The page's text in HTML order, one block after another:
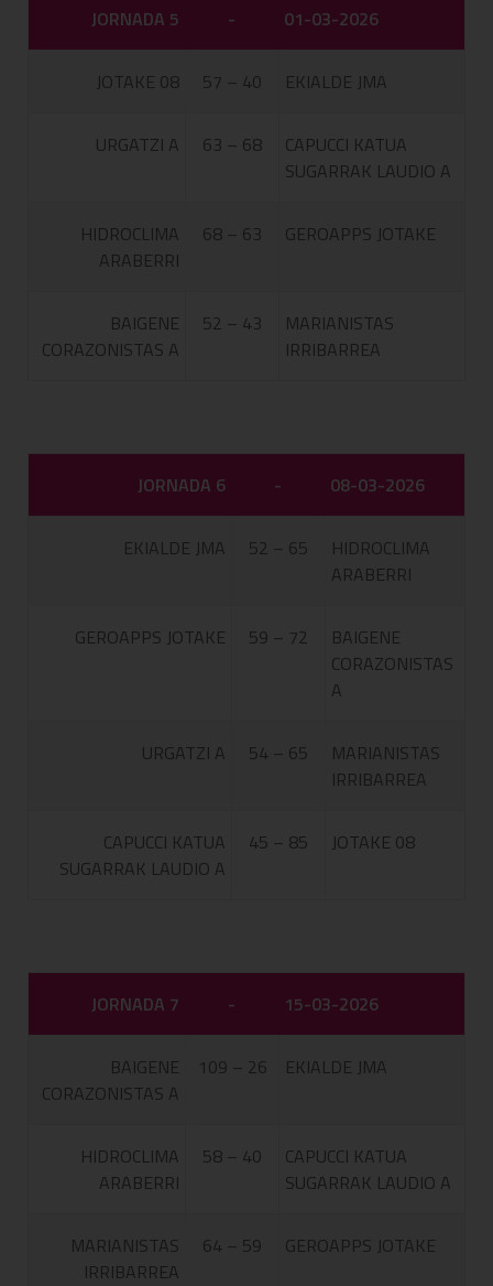
JORNADA 5 - 01-03-2026
JOTAKE 08 57 – 40 EKIALDE JMA
URGATZI A 63 – 68
CAPUCCI KATUA
SUGARRAK LAUDIO A
HIDROCLIMA
ARABERRI
68 – 63 GEROAPPS JOTAKE
BAIGENE
CORAZONISTAS A
52 – 43
MARIANISTAS
IRRIBARREA
JORNADA 6 - 08-03-2026
EKIALDE JMA 52 – 65
HIDROCLIMA
ARABERRI
GEROAPPS JOTAKE 59 – 72
BAIGENE
CORAZONISTAS
A
URGATZI A 54 – 65
MARIANISTAS
IRRIBARREA
CAPUCCI KATUA
SUGARRAK LAUDIO A
45 – 85 JOTAKE 08
JORNADA 7 - 15-03-2026
BAIGENE
CORAZONISTAS A
109 – 26 EKIALDE JMA
HIDROCLIMA
ARABERRI
58 – 40
CAPUCCI KATUA
SUGARRAK LAUDIO A
MARIANISTAS
IRRIBARREA
64 – 59 GEROAPPS JOTAKE